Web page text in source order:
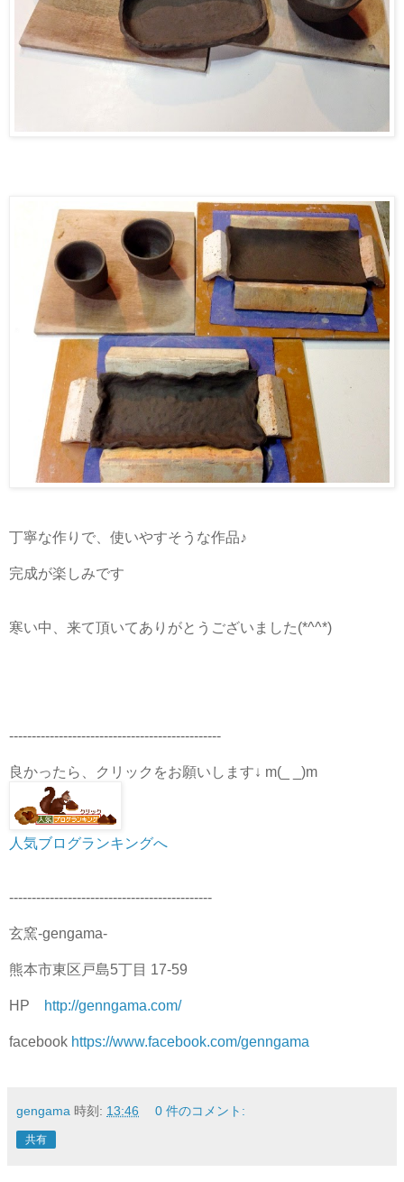
丁寧な作りで、使いやすそうな作品♪
完成が楽しみです
寒い中、来て頂いてありがとうございました(*^^*)
-----------------------------------------------
良かったら、クリックをお願いします↓ m(_ _)m
人気ブログランキングへ
---------------------------------------------
玄窯-gengama-
熊本市東区戸島5丁目 17-59
HP http://genngama.com/
facebook https://www.facebook.com/genngama
gengama 時刻: 13:46 0 件のコメント:
共有